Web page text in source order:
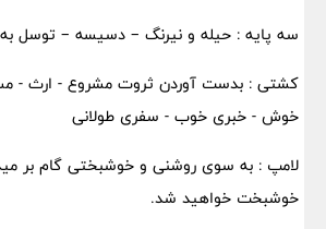
سه پایه : حیله و نیرنگ – دسیسه – توسل به
کشتی : بدست آوردن ثروت مشروع - ارث -
خوش - خبری خوب - سفری طولانی
لامپ : به سوی روشنی و خوشبختی گام بر
خوشبخت خواهید شد.